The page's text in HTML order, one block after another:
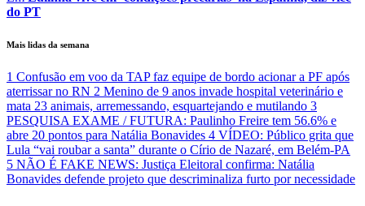
do PT
Mais lidas da semana
1 Confusão em voo da TAP faz equipe de bordo acionar a PF após
aterrissar no RN 2 Menino de 9 anos invade hospital veterinário e
mata 23 animais, arremessando, esquartejando e mutilando 3
PESQUISA EXAME / FUTURA: Paulinho Freire tem 56.6% e
abre 20 pontos para Natália Bonavides 4 VÍDEO: Público grita que
Lula “vai roubar a santa” durante o Círio de Nazaré, em Belém-PA
5 NÃO É FAKE NEWS: Justiça Eleitoral confirma: Natália
Bonavides defende projeto que descriminaliza furto por necessidade